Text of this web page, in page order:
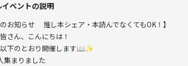
ベントの説明
のお知らせ 推し本シェア・本読んでなくてもOK！】
さん、こんにちは！
下のとおり開催します📖✨
集まりました